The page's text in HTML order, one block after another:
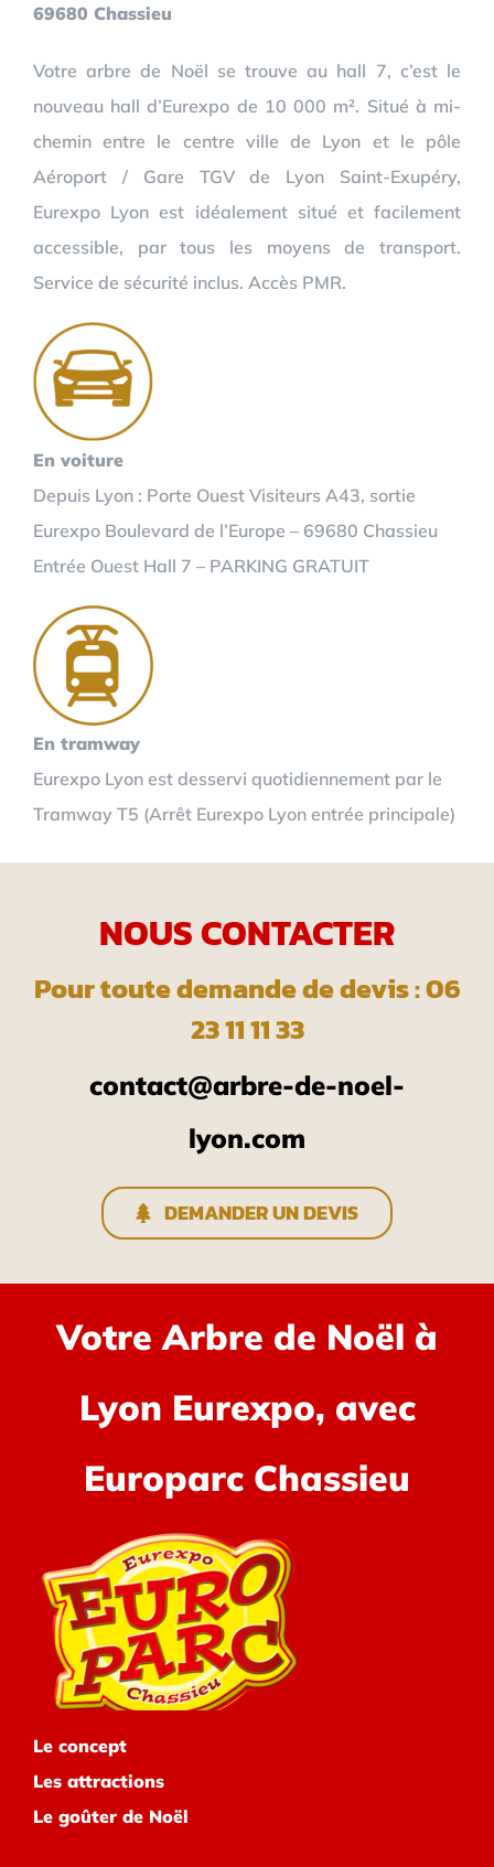
69680 Chassieu
Votre arbre de Noël se trouve au hall 7, c’est le
nouveau hall d’Eurexpo de 10 000 m². Situé à mi-
chemin entre le centre ville de Lyon et le pôle
Aéroport / Gare TGV de Lyon Saint-Exupéry,
Eurexpo Lyon est idéalement situé et facilement
accessible, par tous les moyens de transport.
Service de sécurité inclus. Accès PMR.
En voiture
Depuis Lyon : Porte Ouest Visiteurs A43, sortie
Eurexpo Boulevard de l’Europe – 69680 Chassieu
Entrée Ouest Hall 7 – PARKING GRATUIT
En tramway
Eurexpo Lyon est desservi quotidiennement par le
Tramway T5 (Arrêt Eurexpo Lyon entrée principale)
NOUS CONTACTER
Pour toute demande de devis : 06
23 11 11 33
contact@arbre-de-noel-
lyon.com
DEMANDER UN DEVIS
Votre Arbre de Noël à
Lyon Eurexpo, avec
Europarc Chassieu
Le concept
Les attractions
Le goûter de Noël